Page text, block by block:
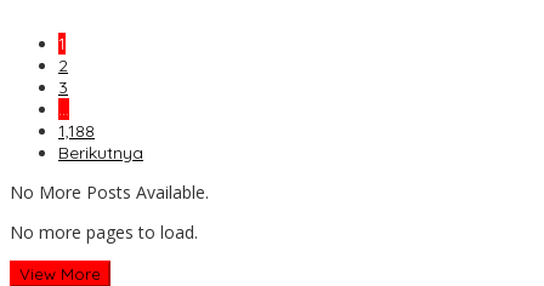
1
2
3
…
1,188
Berikutnya
No More Posts Available.
No more pages to load.
View More